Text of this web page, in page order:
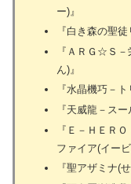
ー)』
『白き森の聖
『ＡＲＧ☆Ｓ
ん)』
『水晶機巧－
『天威龍－ス
『Ｅ－ＨＥＲ
ファイア(イー
『聖アザミナ(せ